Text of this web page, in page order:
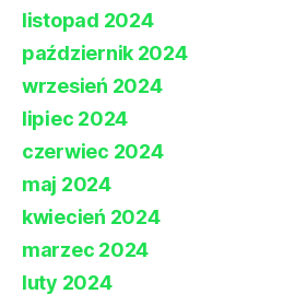
listopad 2024
październik 2024
wrzesień 2024
lipiec 2024
czerwiec 2024
maj 2024
kwiecień 2024
marzec 2024
luty 2024